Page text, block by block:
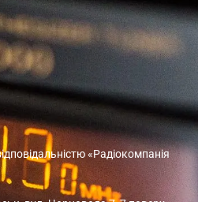
«Радіокомпанія